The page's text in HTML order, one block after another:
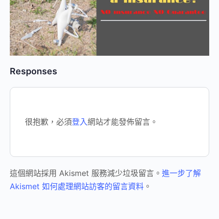
Responses
很抱歉，必須登入網站才能發佈留言。
這個網站採用 Akismet 服務減少垃圾留言。 進一步了解
Akismet 如何處理網站訪客的留言資料 。